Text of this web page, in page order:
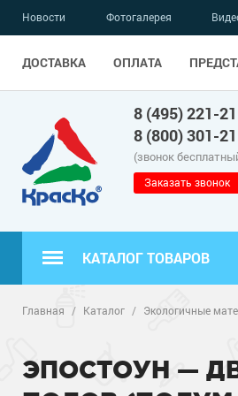
Новости Фотогалерея
ДОСТАВКА ОПЛАТА
8 (495) 221-
8 (800) 301-
(звонок
Заказать звонок
КАТАЛОГ ТОВАРОВ
Полимерные наливные полы
Главная / Каталог / Экологичные
ЭПОСТОУН —